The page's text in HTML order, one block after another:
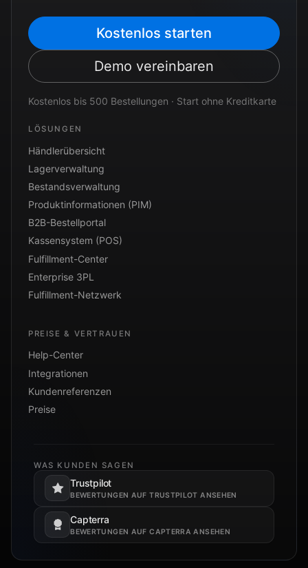
Kostenlos starten
Demo vereinbaren
Kostenlos bis 500 Bestellungen · Start ohne Kreditkarte
LÖSUNGEN
Händlerübersicht
Lagerverwaltung
Bestandsverwaltung
Produktinformationen (PIM)
B2B-Bestellportal
Kassensystem (POS)
Fulfillment-Center
Enterprise 3PL
Fulfillment-Netzwerk
PREISE & VERTRAUEN
Help-Center
Integrationen
Kundenreferenzen
Preise
WAS KUNDEN SAGEN
Trustpilot
BEWERTUNGEN AUF TRUSTPILOT ANSEHEN
Öffnet in einem neuen Tab.
Capterra
BEWERTUNGEN AUF CAPTERRA ANSEHEN
Öffnet in einem neuen Tab.